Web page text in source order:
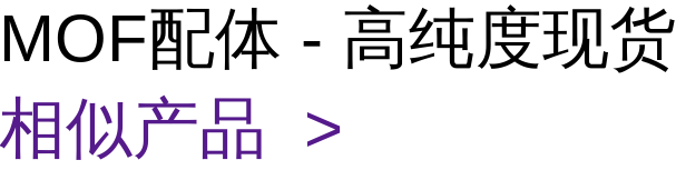
配体 - 高纯度现货
似产品 >